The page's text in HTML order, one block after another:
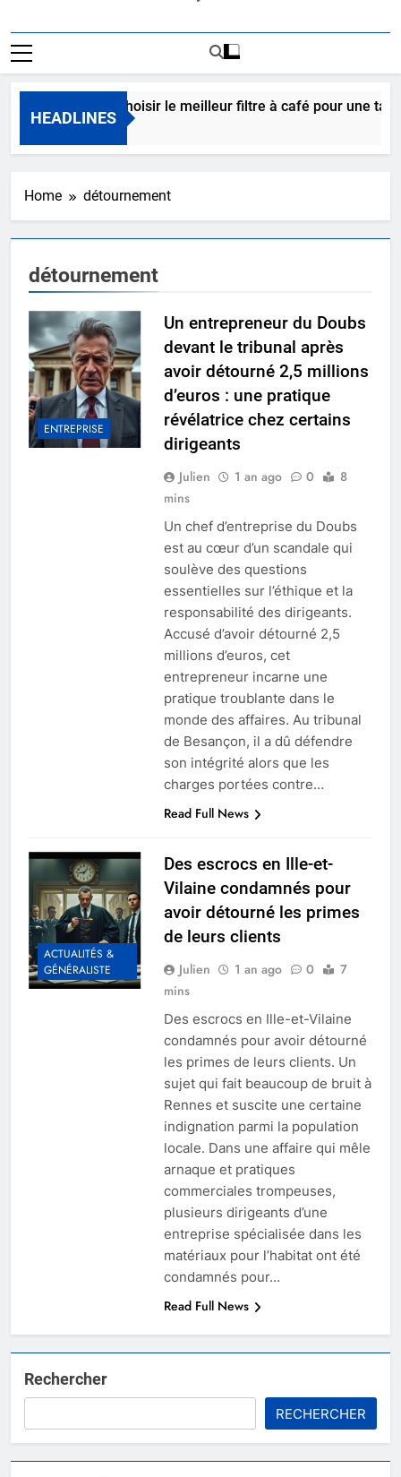
HEADLINES
Comment choisir le meilleur filtre à café pour une
14 Heures Ago
Home détournement
détournement
ENTREPRISE
Un entrepreneur du Doubs
devant le tribunal après
avoir détourné 2,5 millions
d’euros : une pratique
révélatrice chez certains
dirigeants
Julien 1 an ago 0
8
mins
Un chef d’entreprise du Doubs
est au cœur d’un scandale qui
soulève des questions
essentielles sur l’éthique et la
responsabilité des dirigeants.
Accusé d’avoir détourné 2,5
millions d’euros, cet
entrepreneur incarne une
pratique troublante dans le
monde des affaires. Au tribunal
de Besançon, il a dû défendre
son intégrité alors que les
charges portées contre…
Read Full News
ACTUALITÉS &
GÉNÉRALISTE
Des escrocs en Ille-et-
Vilaine condamnés pour
avoir détourné les primes
de leurs clients
Julien 1 an ago 0
7
mins
Des escrocs en Ille-et-Vilaine
condamnés pour avoir détourné
les primes de leurs clients. Un
sujet qui fait beaucoup de bruit à
Rennes et suscite une certaine
indignation parmi la population
locale. Dans une affaire qui mêle
arnaque et pratiques
commerciales trompeuses,
plusieurs dirigeants d’une
entreprise spécialisée dans les
matériaux pour l’habitat ont été
condamnés pour…
Read Full News
Rechercher
RECHERCHER